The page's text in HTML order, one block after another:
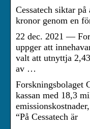
Cessatech siktar
kronor genom en
22 dec. 2021 —
uppger att
valt att utnyttja
av …
Forskningsbolaget
kassan med 18,3
“På Cessatech är